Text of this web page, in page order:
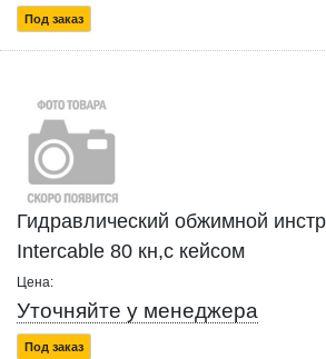
Под заказ
Гидравлический обжимной
Intercable 80 кн,с кейсом
Цена:
Уточняйте у менеджера
Под заказ